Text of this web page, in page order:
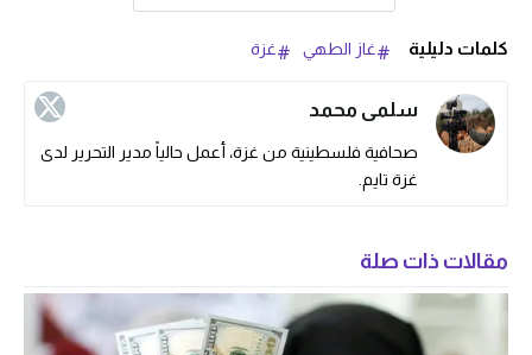
كلمات دليلية غاز الطهي غزة
سلمى محمد
صحافية فلسطينية من غزة، أعمل حالياً مدير التحرير لدى
غزة تايم.
مقالات ذات صلة